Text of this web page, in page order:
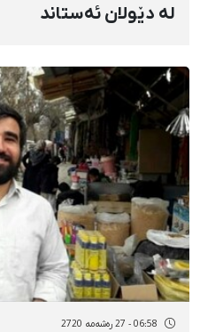
لە دێولان ئەستاند
06:58 - 27 رەشەمه 2720